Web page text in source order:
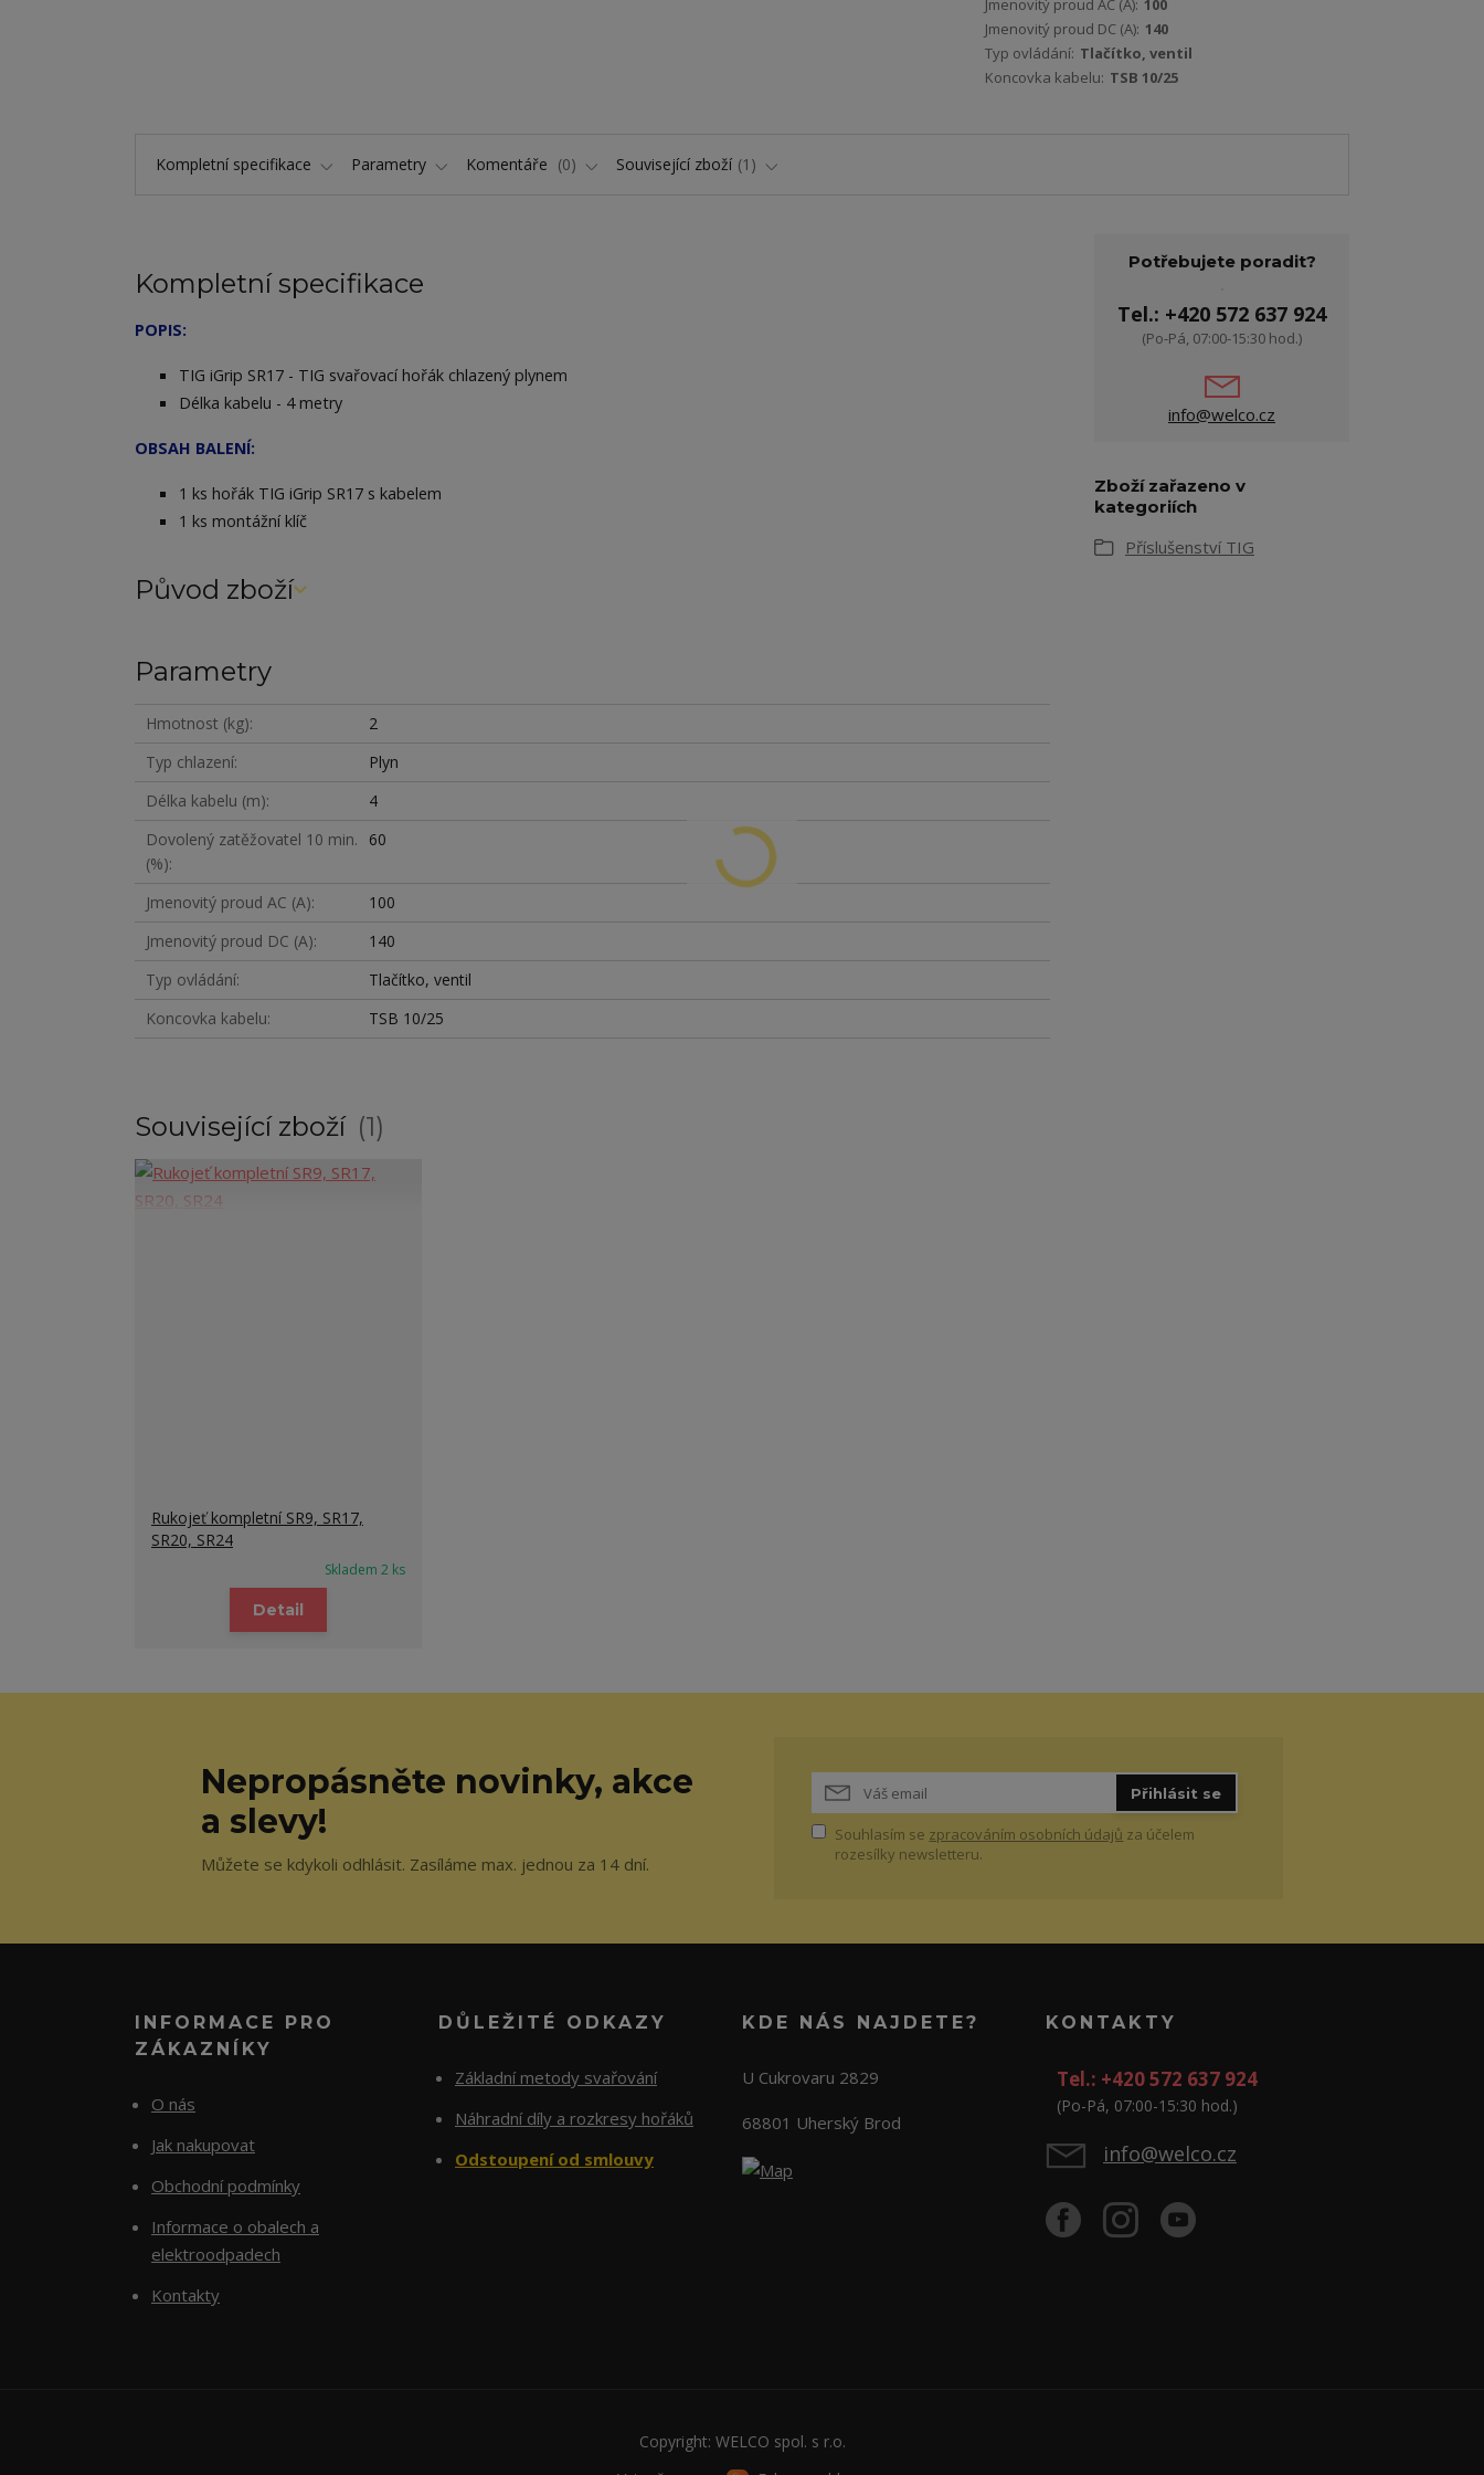
Jmenovitý proud AC (A): 100
Jmenovitý proud DC (A): 140
Typ ovládání: Tlačítko, ventil
Koncovka kabelu: TSB 10/25
Kompletní specifikace Parametry Komentáře 0 Související zboží 1
Kompletní specifikace
POPIS:
TIG iGrip SR17 - TIG svařovací hořák chlazený plynem
Délka kabelu - 4 metry
OBSAH BALENÍ:
1 ks hořák TIG iGrip SR17 s kabelem
1 ks montážní klíč
Původ zboží
Parametry
Hmotnost (kg)
2
Typ chlazení
Plyn
Délka kabelu (m)
4
Dovolený zatěžovatel 10 min.
(%)
60
Jmenovitý proud AC (A)
100
Jmenovitý proud DC (A)
140
Typ ovládání
Tlačítko, ventil
Koncovka kabelu
TSB 10/25
Potřebujete poradit?
Tel.: +420 572 637 924
(Po-Pá, 07:00-15:30 hod.)
info@welco.cz
Zboží zařazeno v
kategoriích
Příslušenství TIG
Související zboží 1
Rukojeť kompletní SR9, SR17,
SR20, SR24
Skladem 2 ks
Detail
Nepropásněte novinky, akce
a slevy!
Můžete se kdykoli odhlásit. Zasíláme max. jednou za 14 dní.
Přihlásit se
Souhlasím se zpracováním osobních údajů za účelem
rozesílky newsletteru.
INFORMACE PRO
ZÁKAZNÍKY
O nás
Jak nakupovat
Obchodní podmínky
Informace o obalech a
elektroodpadech
Kontakty
DŮLEŽITÉ ODKAZY
Základní metody svařování
Náhradní díly a rozkresy hořáků
Odstoupení od smlouvy
KDE NÁS NAJDETE?
U Cukrovaru 2829
68801 Uherský Brod
KONTAKTY
Tel.: +420 572 637 924
(Po-Pá, 07:00-15:30 hod.)
info@welco.cz
Copyright: WELCO spol. s r.o.